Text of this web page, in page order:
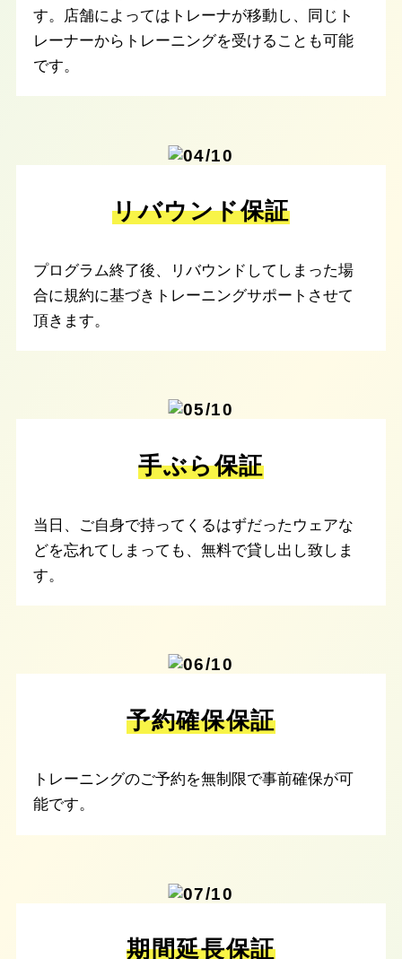
す。店舗によってはトレーナが移動し、同じト
レーナーからトレーニングを受けることも可能
です。
リバウンド保証
プログラム終了後、リバウンドしてしまった場
合に規約に基づきトレーニングサポートさせて
頂きます。
手ぶら保証
当日、ご自身で持ってくるはずだったウェアな
どを忘れてしまっても、無料で貸し出し致しま
す。
予約確保保証
トレーニングのご予約を無制限で事前確保が可
能です。
期間延長保証